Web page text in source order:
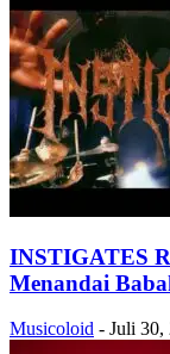
INSTIGATES
Menandai
Musicoloid - Juli 30,